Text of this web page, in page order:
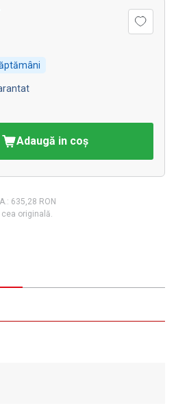
Adaugă in coş
635,28 RON
originală.